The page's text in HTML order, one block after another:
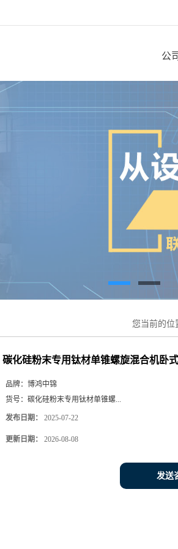
公
您当前的位
碳化硅粉末专用钛材单锥螺旋混合机卧
品牌： 博鸿中锦
货号： 碳化硅粉末专用钛材单锥螺...
发布日期： 2025-07-22
更新日期： 2026-08-08
发送